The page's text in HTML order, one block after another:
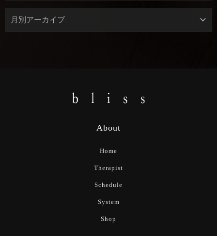
About
Home
Therapist
Schedule
System
Shop